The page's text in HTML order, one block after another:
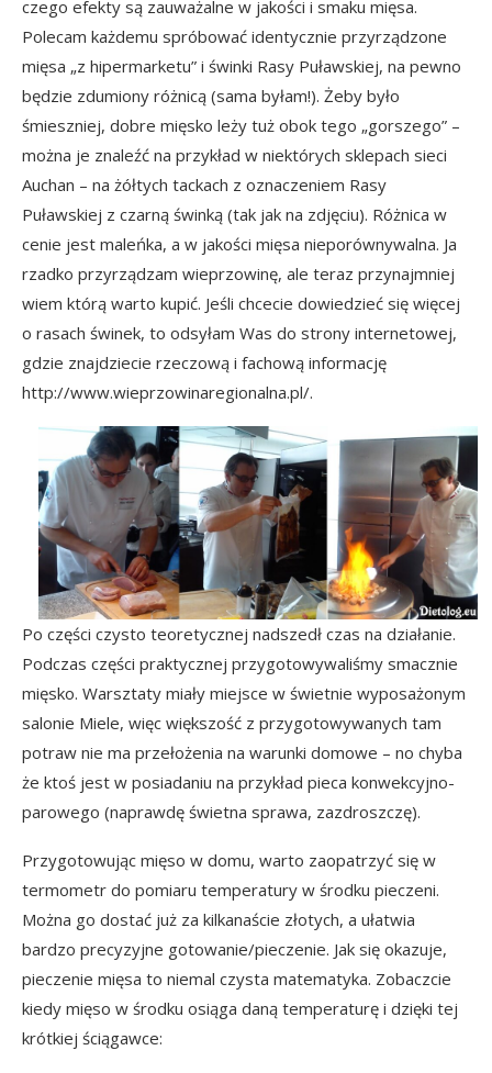
czego efekty są zauważalne w jakości i smaku mięsa.
Polecam każdemu spróbować identycznie przyrządzone
mięsa „z hipermarketu” i świnki Rasy Puławskiej, na pewno
będzie zdumiony różnicą (sama byłam!). Żeby było
śmieszniej, dobre mięsko leży tuż obok tego „gorszego” –
można je znaleźć na przykład w niektórych sklepach sieci
Auchan – na żółtych tackach z oznaczeniem Rasy
Puławskiej z czarną świnką (tak jak na zdjęciu). Różnica w
cenie jest maleńka, a w jakości mięsa nieporównywalna. Ja
rzadko przyrządzam wieprzowinę, ale teraz przynajmniej
wiem którą warto kupić. Jeśli chcecie dowiedzieć się więcej
o rasach świnek, to odsyłam Was do strony internetowej,
gdzie znajdziecie rzeczową i fachową informację
http://www.wieprzowinaregionalna.pl/.
Po części czysto teoretycznej nadszedł czas na działanie.
Podczas części praktycznej przygotowywaliśmy smacznie
mięsko. Warsztaty miały miejsce w świetnie wyposażonym
salonie Miele, więc większość z przygotowywanych tam
potraw nie ma przełożenia na warunki domowe – no chyba
że ktoś jest w posiadaniu na przykład pieca konwekcyjno-
parowego (naprawdę świetna sprawa, zazdroszczę).
Przygotowując mięso w domu, warto zaopatrzyć się w
termometr do pomiaru temperatury w środku pieczeni.
Można go dostać już za kilkanaście złotych, a ułatwia
bardzo precyzyjne gotowanie/pieczenie. Jak się okazuje,
pieczenie mięsa to niemal czysta matematyka. Zobaczcie
kiedy mięso w środku osiąga daną temperaturę i dzięki tej
krótkiej ściągawce: